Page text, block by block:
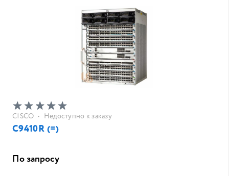
CISCO • Недоступно к заказу
C9410R (=)
По запросу